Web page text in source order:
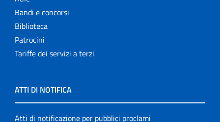
Bandi e concorsi
Biblioteca
Patrocini
Tariffe dei servizi a terzi
ATTI DI NOTIFICA
Atti di notificazione per pubblici proclami